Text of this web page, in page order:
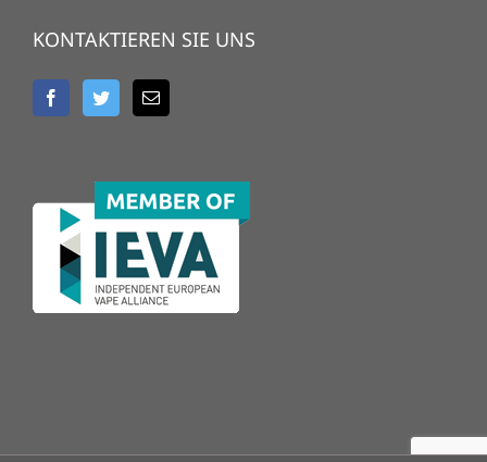
KONTAKTIEREN SIE UNS